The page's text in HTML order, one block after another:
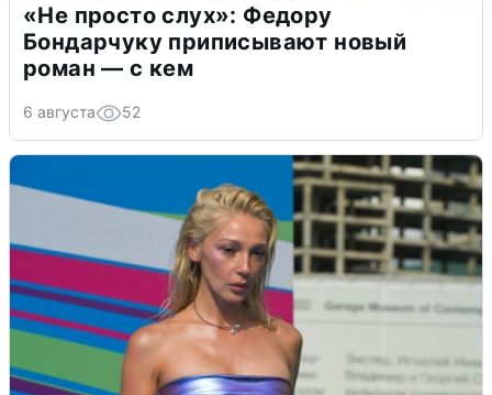
«Не просто слух»: Федору
Бондарчуку приписывают новый
роман — с кем
6 августа 52